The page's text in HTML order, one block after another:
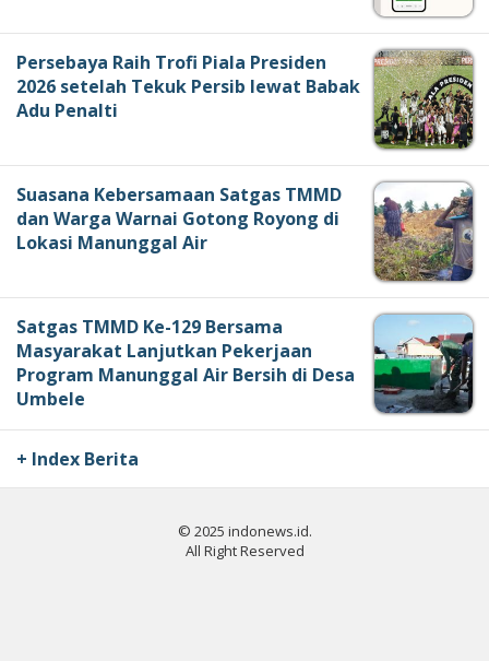
Persebaya Raih Trofi Piala Presiden
2026 setelah Tekuk Persib lewat Babak
Adu Penalti
Suasana Kebersamaan Satgas TMMD
dan Warga Warnai Gotong Royong di
Lokasi Manunggal Air
Satgas TMMD Ke-129 Bersama
Masyarakat Lanjutkan Pekerjaan
Program Manunggal Air Bersih di Desa
Umbele
+ Index Berita
© 2025 indonews.id.
All Right Reserved